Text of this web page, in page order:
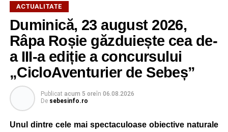
ACTUALITATE
Duminică, 23 august 2026,
Râpa Roșie găzduiește cea de-
a III-a ediție a concursului
„CicloAventurier de Sebeș”
Publicat acum 5 oreîn 06.08.2026
De sebesinfo.ro
Unul dintre cele mai spectaculoase obiective naturale